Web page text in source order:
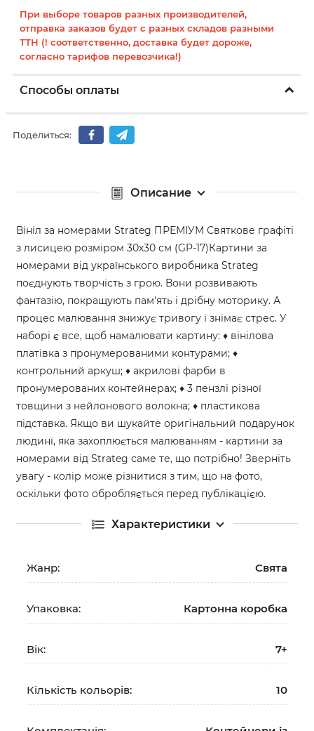
При выборе товаров разных производителей,
отправка заказов будет с разных складов разными
ТТН (! соответственно, доставка будет дороже,
согласно тарифов перевозчика!)
Способы оплаты
Поделиться:
Описание
Вініл за номерами Strateg ПРЕМІУМ Святкове графіті
з лисицею розміром 30х30 см (GP-17)Картини за
номерами від українського виробника Strateg
поєднують творчість з грою. Вони розвивають
фантазію, покращують пам'ять і дрібну моторику. А
процес малювання знижує тривогу і знімає стрес. У
наборі є все, щоб намалювати картину: ♦ вінілова
платівка з пронумерованими контурами; ♦
контрольний аркуш; ♦ акрилові фарби в
пронумерованих контейнерах; ♦ 3 пензлі різної
товщини з нейлонового волокна; ♦ пластикова
підставка. Якщо ви шукайте оригінальний подарунок
людині, яка захоплюється малюванням - картини за
номерами від Strateg саме те, що потрібно! Зверніть
увагу - колір може різнитися з тим, що на фото,
оскільки фото обробляється перед публікацією.
Характеристики
Жанр: Свята
Упаковка: Картонна коробка
Вік: 7+
Кількість кольорів: 10